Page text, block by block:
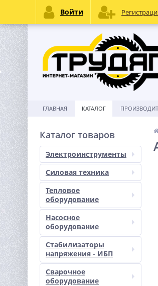
ГЛАВНАЯ КАТАЛОГ
Каталог товаров
Электроинструменты
Силовая техника
Тепловое
оборудование
Насосное
оборудование
Стабилизаторы
напряжения - ИБП
Сварочное
оборудование
Войти